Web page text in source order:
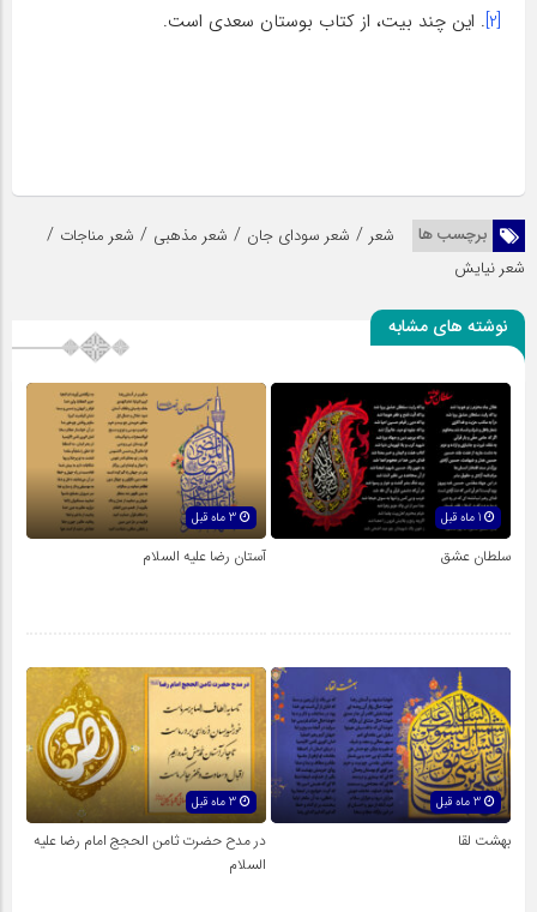
[2] . این چند بیت، از کتاب بوستان سعدی است.
برچسب ها شعر / شعر سودای جان / شعر مذهبی / شعر مناجات /
شعر نیایش
نوشته های مشابه
1 ماه قبل
سلطان عشق آستان رضا علیه السلام
3 ماه قبل
بهشت لقا
در مدح حضرت ثامن الحجج امام رضا علیه
السلام